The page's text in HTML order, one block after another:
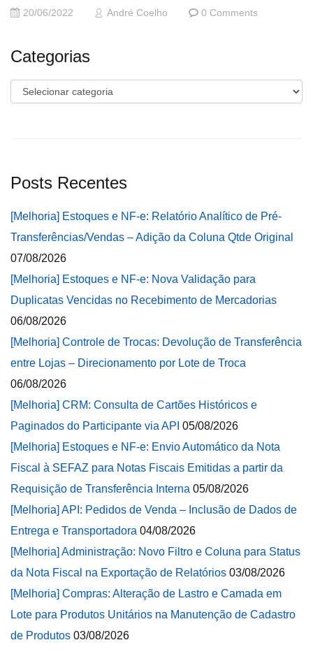
20/06/2022 André Coelho 0 Comments
Categorias
Categorias
Posts Recentes
[Melhoria] Estoques e NF-e: Relatório Analítico de Pré-
Transferências/Vendas – Adição da Coluna Qtde Original
07/08/2026
[Melhoria] Estoques e NF-e: Nova Validação para
Duplicatas Vencidas no Recebimento de Mercadorias
06/08/2026
[Melhoria] Controle de Trocas: Devolução de Transferência
entre Lojas – Direcionamento por Lote de Troca
06/08/2026
[Melhoria] CRM: Consulta de Cartões Históricos e
Paginados do Participante via API 05/08/2026
[Melhoria] Estoques e NF-e: Envio Automático da Nota
Fiscal à SEFAZ para Notas Fiscais Emitidas a partir da
Requisição de Transferência Interna 05/08/2026
[Melhoria] API: Pedidos de Venda – Inclusão de Dados de
Entrega e Transportadora 04/08/2026
[Melhoria] Administração: Novo Filtro e Coluna para Status
da Nota Fiscal na Exportação de Relatórios 03/08/2026
[Melhoria] Compras: Alteração de Lastro e Camada em
Lote para Produtos Unitários na Manutenção de Cadastro
de Produtos 03/08/2026